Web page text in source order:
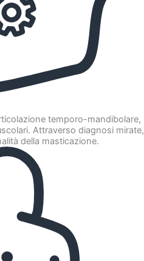
temporo-mandibolare,
Attraverso diagnosi mirate,
della masticazione.